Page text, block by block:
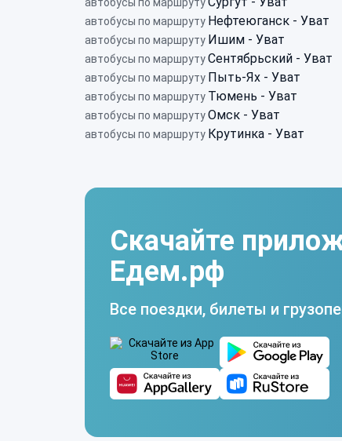
автобусы по маршруту Нефтеюганск - Уват
автобусы по маршруту Ишим - Уват
автобусы по маршрутуСентябрьский - Уват
автобусы по маршруту Пыть-Ях - Уват
автобусы по маршруту Тюмень - Уват
автобусы по маршрутуОмск - Уват
автобусы по маршруту Крутинка - Уват
Скачайте
Едем.рф
Все поездки, билеты и